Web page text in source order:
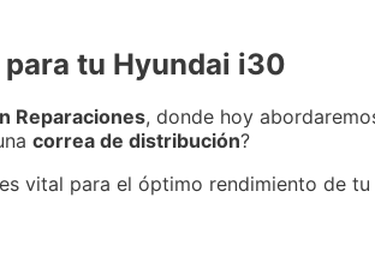
tu Hyundai i30
Reparaciones, donde hoy
correa de distribución?
vital para el óptimo rendimiento de tu